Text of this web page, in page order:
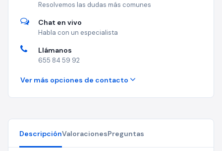
Resolvemos las dudas más comunes
Chat en vivo
Habla con un especialista
Llámanos
655 84 59 92
Ver más opciones de contacto
DescripciónValoracionesPreguntas